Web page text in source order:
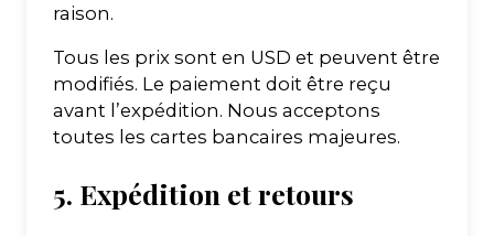
raison.
Tous les prix sont en USD et peuvent être
modifiés. Le paiement doit être reçu
avant l’expédition. Nous acceptons
toutes les cartes bancaires majeures.
5. Expédition et retours